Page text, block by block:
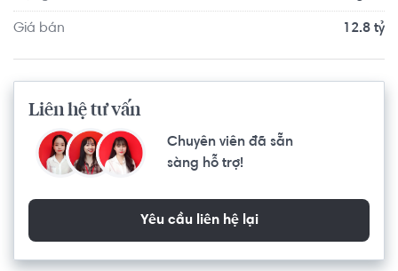
Giá bán 12.8 tỷ
Liên hệ tư vấn
Chuyên viên đã sẵn
sàng hỗ trợ!
Yêu cầu liên hệ lại